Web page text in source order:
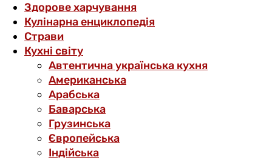
Здорове харчування
Кулінарна енциклопедія
Страви
Кухні світу
Автентична українська кухня
Американська
Арабська
Баварська
Грузинська
Європейська
Індійська